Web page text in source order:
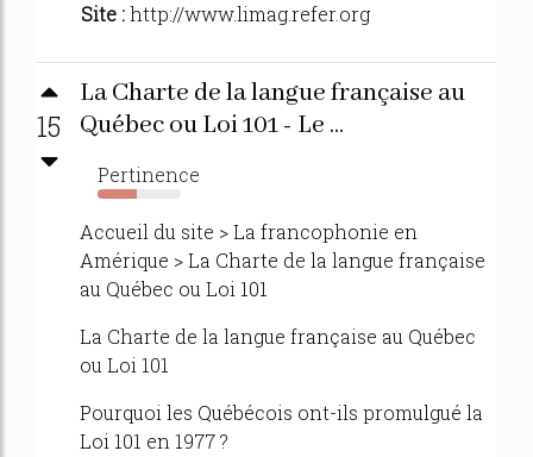
Site :http://www.limag.refer.org
15
La Charte de la langue française au
Québec ou Loi 101 - Le ...
Pertinence
47%
Accueil du site > La francophonie en
Amérique > La Charte de la langue française
au Québec ou Loi 101
La Charte de la langue française au Québec
ou Loi 101
Pourquoi les Québécois ont-ils promulgué la
Loi 101 en 1977 ?